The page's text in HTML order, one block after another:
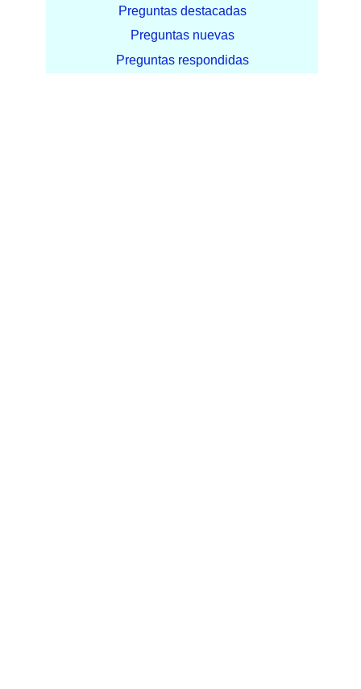
Preguntas destacadas
Preguntas nuevas
Preguntas respondidas